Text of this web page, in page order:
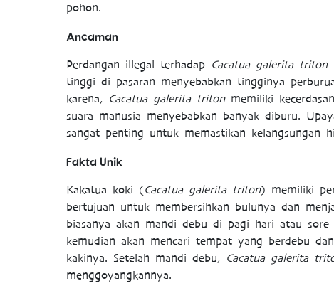
pohon.
Ancaman
Perdangan illegal terhadap Cacatua galerita triton
tinggi di pasaran menyebabkan tingginya
karena,
Cacatua galerita triton memiliki
suara manusia menyebabkan banyak diburu.
sangat penting untuk memastikan kelangsungan
Fakta Unik
Kakatua koki (Cacatua galerita triton) memiliki
bertujuan untuk membersihkan bulunya dan
biasanya akan mandi debu di pagi hari atau
kemudian akan mencari tempat yang berdebu
kakinya. Setelah mandi debu,
Cacatua galerita
menggoyangkannya.